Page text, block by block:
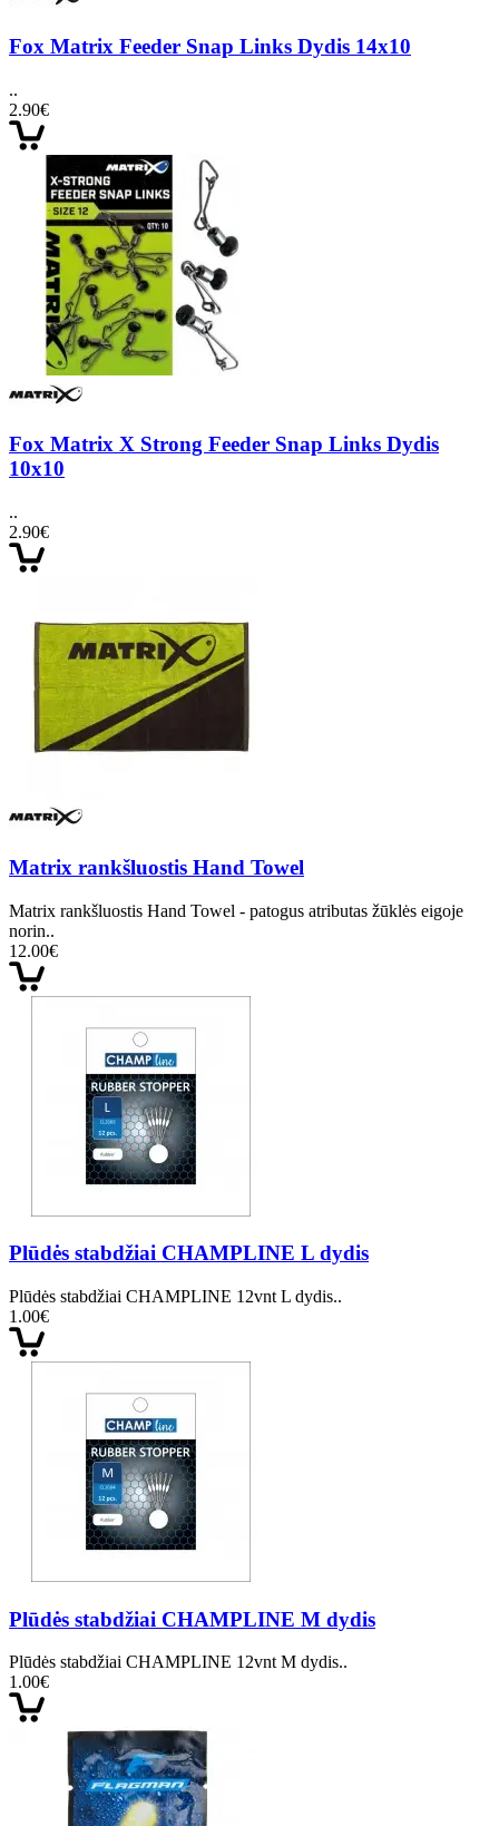
Fox Matrix Feeder Snap Links Dydis 14x10
..
2.90€
Fox Matrix X Strong Feeder Snap Links Dydis
10x10
..
2.90€
Matrix rankšluostis Hand Towel
Matrix rankšluostis Hand Towel - patogus atributas žūklės eigoje
norin..
12.00€
Plūdės stabdžiai CHAMPLINE L dydis
Plūdės stabdžiai CHAMPLINE 12vnt L dydis..
1.00€
Plūdės stabdžiai CHAMPLINE M dydis
Plūdės stabdžiai CHAMPLINE 12vnt M dydis..
1.00€